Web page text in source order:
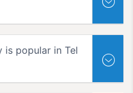
is popular in Tel